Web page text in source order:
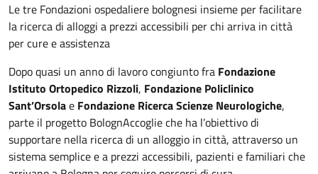
Le tre Fondazioni ospedaliere bolognesi insieme per facilitare
la ricerca di alloggi a prezzi accessibili per chi arriva in città
per cure e assistenza
Dopo quasi un anno di lavoro congiunto fra Fondazione
Istituto Ortopedico Rizzoli, Fondazione Policlinico
Sant’Orsolae Fondazione Ricerca Scienze Neurologiche,
parte il progetto BolognAccoglie che ha l’obiettivo di
supportare nella ricerca di un alloggio in città, attraverso un
sistema semplice e a prezzi accessibili, pazienti e familiari che